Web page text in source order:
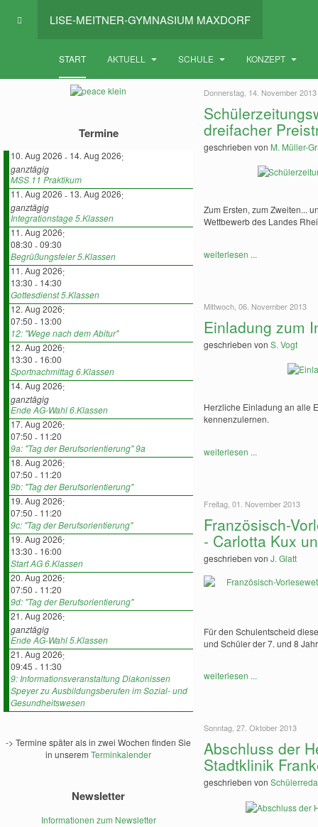
LISE-MEITNER-GYMNASIUM MAXDORF
START AKTUELL SCHULE KONZEPT
Donnerstag, 14. November 2013
dreifacher
geschrieben von M. Müller-
Zum Ersten, zum Zweiten...
Wettbewerb des Landes
weiterlesen ...
Mittwoch, 06. November 2013
Einladung zum
geschrieben von S. Vogt
Herzliche Einladung an alle
kennenzulernen.
weiterlesen ...
Freitag, 01. November 2013
Französisch-
- Carlotta Kux
geschrieben von J. Glatt
Für den Schulentscheid
und Schüler der 7. und 8
weiterlesen ...
Sonntag, 27. Oktober 2013
Abschluss der
Stadtklinik
geschrieben von
Termine
10. Aug 2026 - 14. Aug 2026:
ganztägig
MSS 11 Praktikum
11. Aug 2026 - 13. Aug 2026:
ganztägig
Integrationstage 5.Klassen
11. Aug 2026:
08:30 -09:30
Begrüßungsfeier 5.Klassen
11. Aug 2026:
13:30 - 14:30
Gottesdienst 5.Klassen
12. Aug 2026:
07:50 - 13:00
12: "Wege nach dem Abitur"
12. Aug 2026:
13:30 - 16:00
Sportnachmittag 6.Klassen
14. Aug 2026:
ganztägig
Ende AG-Wahl 6.Klassen
17. Aug 2026:
07:50 - 11:20
9a: "Tag der Berufsorientierung" 9a
18. Aug 2026:
07:50 - 11:20
9b: "Tag der Berufsorientierung"
19. Aug 2026:
07:50 - 11:20
9c: "Tag der Berufsorientierung"
19. Aug 2026:
13:30 - 16:00
Start AG 6.Klassen
20. Aug 2026:
07:50 - 11:20
9d: "Tag der Berufsorientierung"
21. Aug 2026:
ganztägig
Ende AG-Wahl 5.Klassen
21. Aug 2026:
09:45 - 11:30
9: Informationsveranstaltung Diakonissen
Speyer zu Ausbildungsberufen im Sozial- und
Gesundheitswesen
-> Termine später als in zwei Wochen finden Sie
in unseremTerminkalender
Newsletter
Informationen zum Newsletter